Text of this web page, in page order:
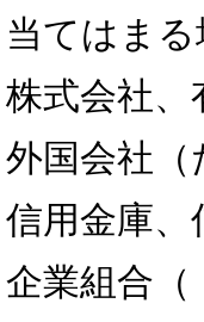
当てはまる
株式会社、
外国会社
信用金庫、
企業組合